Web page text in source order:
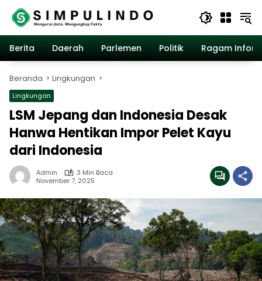
Langsung
konten
Berita
Daerah Parlemen Politik Ragam
Beranda Lingkungan
Lingkungan
LSM Jepang dan Indonesia Desak
Hanwa Hentikan Impor Pelet Kayu
dari Indonesia
Admin
3 Min Baca
November 7, 2025